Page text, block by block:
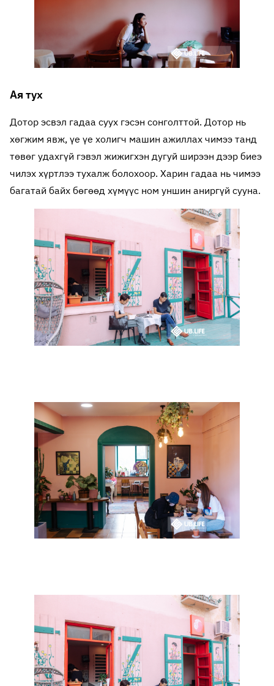
Ая тух
Дотор эсвэл гадаа суух гэсэн сонголттой. Дотор нь
хөгжим явж, үе үе холигч машин ажиллах чимээ танд
төвөг удахгүй гэвэл жижигхэн дугуй ширээн дээр биеэ
чилэх хүртлээ тухалж болохоор. Харин гадаа нь чимээ
багатай байх бөгөөд хүмүүс ном уншин аниргүй сууна.